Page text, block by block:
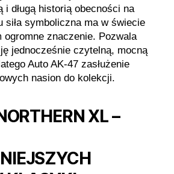
i długą historią obecności na
siła symboliczna ma w świecie
ogromne znaczenie. Pozwala
jednocześnie czytelną, mocną
Auto AK-47 zasłużenie
nasion do kolekcji.
XL –